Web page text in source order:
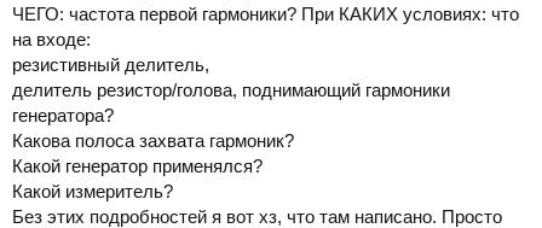
ЧЕГО: частота первой гармоники? При КАКИХ условиях: что
на входе:
резистивный делитель,
делитель резистор/голова, поднимающий гармоники
генератора?
Какова полоса захвата гармоник?
Какой генератор применялся?
Какой измеритель?
Без этих подробностей я вот хз, что там написано. Просто